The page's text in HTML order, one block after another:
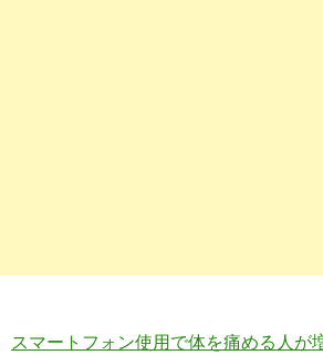
スマートフォン使用で体を痛める人が